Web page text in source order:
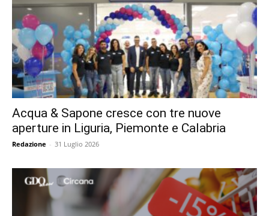
Acqua & Sapone cresce con tre nuove
aperture in Liguria, Piemonte e Calabria
Redazione - 31 Luglio 2026